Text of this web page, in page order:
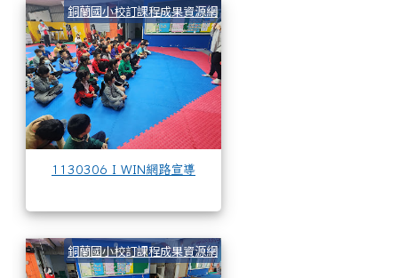
銅蘭國小校訂課程成果資源網1130306 I WIN網路宣導
1130306 I WIN網路宣導
銅蘭國小校訂課程成果資源網1130304校園霸凌暨散播不